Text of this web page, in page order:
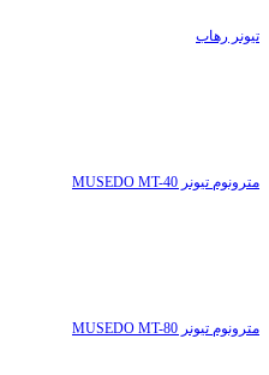
تیونر رهاب
مترونوم تیونر MUSEDO MT-40
مترونوم تیونر MUSEDO MT-80